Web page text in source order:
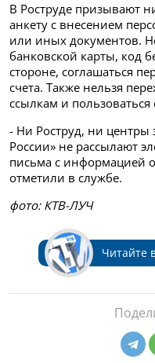
В Роструде призывают
анкету с внесением
или иных документов.
банковской карты, код
стороне, соглашаться
счета. Также нельзя
ссылкам и
- Ни Роструд, ни центры
России» не рассылают
письма с информацией
отметили в службе.
фото: КТВ-ЛУЧ
Читайте